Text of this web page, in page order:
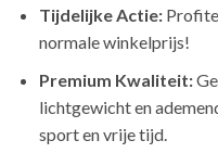
Tijdelijke Actie:
normale winkelprijs!
Premium Kwaliteit:
lichtgewicht en
sport en vrije tijd.